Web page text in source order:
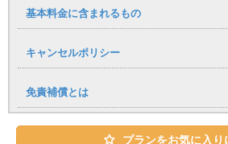
（ご予約時のお願い）
ご予約時、備考欄に以下の内容を必ずご
・到着時間
（公式LINE登録のお願い）
当日スムーズにご案内を行うため、ご予
録をお願いいたします。
・LINE ID：@661gpual
基本料金に含まれるもの
キャンセルポリシー
免責補償とは
プランをお気に入り